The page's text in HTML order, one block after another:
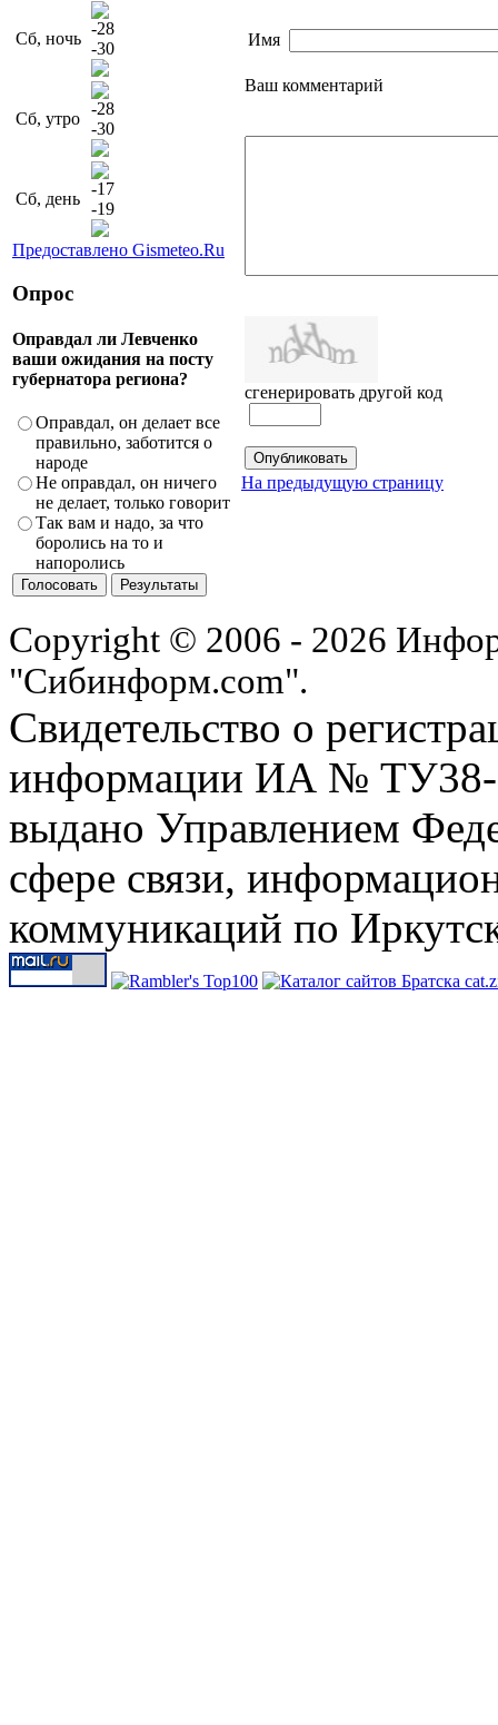
Сб, ночь
-28
-30
Сб, утро
-28
-30
Сб, день
-17
-19
Предоставлено Gismeteo.Ru
Опрос
Оправдал ли Левченко
ваши ожидания на посту
губернатора региона?
Оправдал, он делает все
правильно, заботится о
народе
Не оправдал, он ничего
не делает, только говорит
Так вам и надо, за что
боролись на то и
напоролись
Имя
Ваш комментарий
сгенерировать другой код
На предыдущую страницу
Copyright © 2006 - 2026
"Сибинформ.com".
Свидетельство о
информации ИА № ТУ38-
выдано Управлением
сфере связи,
коммуникаций по